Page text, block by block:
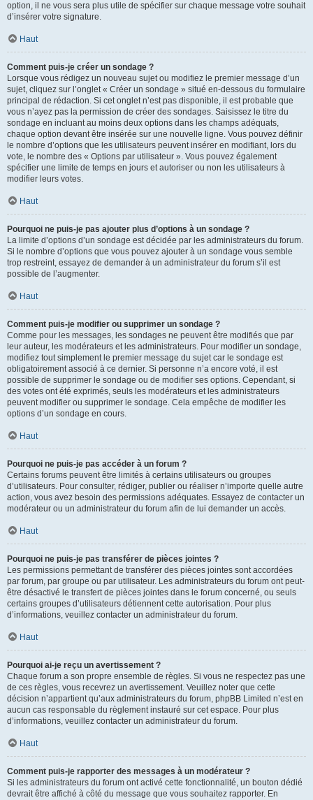
option, il ne vous sera plus utile de spécifier sur chaque message votre souhait
d’insérer votre signature.
Haut
Comment puis-je créer un sondage ?
Lorsque vous rédigez un nouveau sujet ou modifiez le premier message d’un
sujet, cliquez sur l’onglet « Créer un sondage » situé en-dessous du formulaire
principal de rédaction. Si cet onglet n’est pas disponible, il est probable que
vous n’ayez pas la permission de créer des sondages. Saisissez le titre du
sondage en incluant au moins deux options dans les champs adéquats,
chaque option devant être insérée sur une nouvelle ligne. Vous pouvez définir
le nombre d’options que les utilisateurs peuvent insérer en modifiant, lors du
vote, le nombre des « Options par utilisateur ». Vous pouvez également
spécifier une limite de temps en jours et autoriser ou non les utilisateurs à
modifier leurs votes.
Haut
Pourquoi ne puis-je pas ajouter plus d’options à un sondage ?
La limite d’options d’un sondage est décidée par les administrateurs du forum.
Si le nombre d’options que vous pouvez ajouter à un sondage vous semble
trop restreint, essayez de demander à un administrateur du forum s’il est
possible de l’augmenter.
Haut
Comment puis-je modifier ou supprimer un sondage ?
Comme pour les messages, les sondages ne peuvent être modifiés que par
leur auteur, les modérateurs et les administrateurs. Pour modifier un sondage,
modifiez tout simplement le premier message du sujet car le sondage est
obligatoirement associé à ce dernier. Si personne n’a encore voté, il est
possible de supprimer le sondage ou de modifier ses options. Cependant, si
des votes ont été exprimés, seuls les modérateurs et les administrateurs
peuvent modifier ou supprimer le sondage. Cela empêche de modifier les
options d’un sondage en cours.
Haut
Pourquoi ne puis-je pas accéder à un forum ?
Certains forums peuvent être limités à certains utilisateurs ou groupes
d’utilisateurs. Pour consulter, rédiger, publier ou réaliser n’importe quelle autre
action, vous avez besoin des permissions adéquates. Essayez de contacter un
modérateur ou un administrateur du forum afin de lui demander un accès.
Haut
Pourquoi ne puis-je pas transférer de pièces jointes ?
Les permissions permettant de transférer des pièces jointes sont accordées
par forum, par groupe ou par utilisateur. Les administrateurs du forum ont peut-
être désactivé le transfert de pièces jointes dans le forum concerné, ou seuls
certains groupes d’utilisateurs détiennent cette autorisation. Pour plus
d’informations, veuillez contacter un administrateur du forum.
Haut
Pourquoi ai-je reçu un avertissement ?
Chaque forum a son propre ensemble de règles. Si vous ne respectez pas une
de ces règles, vous recevrez un avertissement. Veuillez noter que cette
décision n’appartient qu’aux administrateurs du forum, phpBB Limited n’est en
aucun cas responsable du règlement instauré sur cet espace. Pour plus
d’informations, veuillez contacter un administrateur du forum.
Haut
Comment puis-je rapporter des messages à un modérateur ?
Si les administrateurs du forum ont activé cette fonctionnalité, un bouton dédié
devrait être affiché à côté du message que vous souhaitez rapporter. En